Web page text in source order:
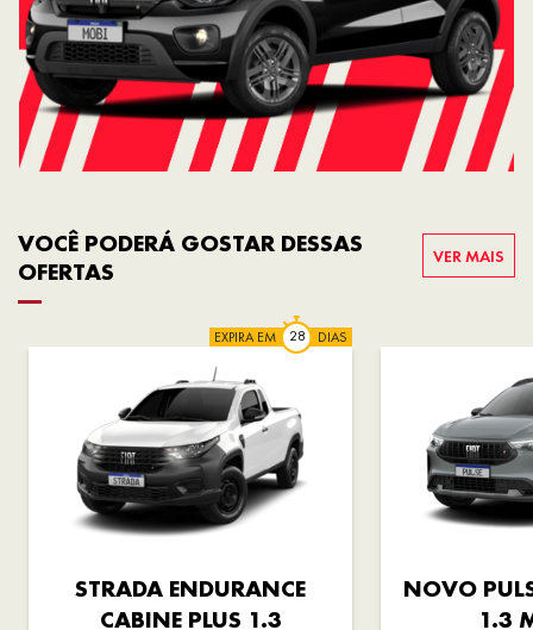
VOCÊ PODERÁ GOSTAR DESSAS
OFERTAS
VER MAIS
EXPIRA EM DIAS
STRADA ENDURANCE
CABINE PLUS 1.3
NOVO
1.3